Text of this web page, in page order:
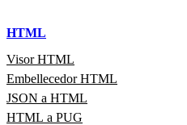
HTML
Visor HTML
Embellecedor HTML
JSON a HTML
HTML a PUG